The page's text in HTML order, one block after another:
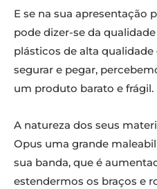
E se na sua apresentação
pode dizer-se da
plásticos de alta qualidade
segurar e pegar,
um produto barato e frágil.
A natureza dos seus
Opus uma grande
sua banda, que é
estendermos os braços e